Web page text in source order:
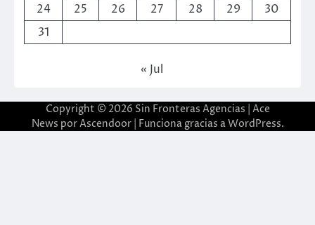
24
25 26 27 28 29
30
31
« Jul
Copyright © 2026 Sin Fronteras Agencias | Ace
News porAscendoor| Funciona gracias aWordPress.